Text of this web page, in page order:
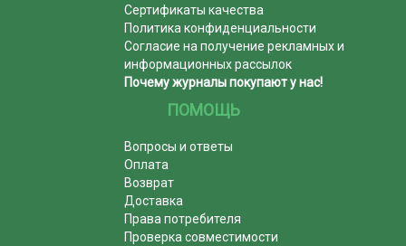
Сертификаты качества
Политика конфиденциальности
Согласие на получение рекламных и
информационных рассылок
Почему журналы покупают у нас!
ПОМОЩЬ
Вопросы и ответы
Оплата
Возврат
Доставка
Права потребителя
Проверка совместимости